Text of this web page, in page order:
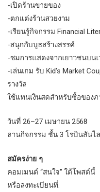
-เปิดร้านขายของ
-ตกแต่งร้านสวยงาม
-เรียนรู้กิจกรรม Financial
-สนุกกับบูธสร้างสรรค์
-ชมการแสดงจากเยาวชนบน
-เล่นเกม รับ Kid’s Market
รางวัล
ใช้แทนเงินสดสำหรับซื้อของภ
วันที่ 26–27 เมษายน 2568
ลานกิจกรรม ชั้น 3 โรบินสันไ
สมัครง่าย ๆ
คอมเมนต์ “สนใจ” ใต้โพสต์นี้
หรือลงทะเบียนที่: